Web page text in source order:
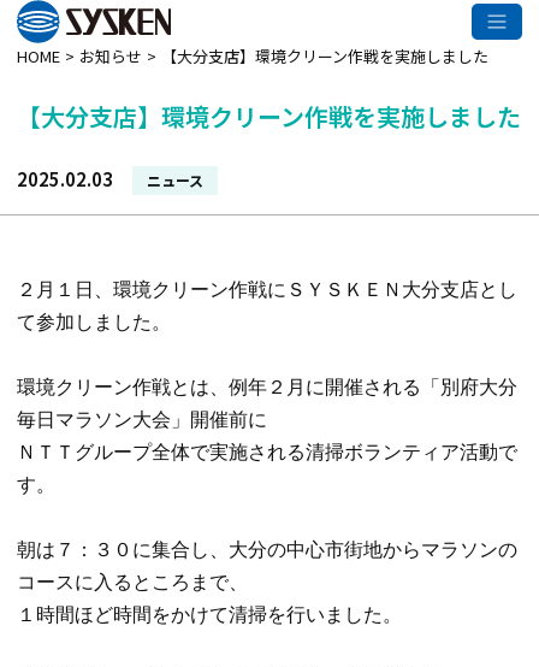
メインコンテンツへスキップ
HOME お知らせ 【大分支店】環境クリーン作戦を実施しました
【大分支店】環境クリーン作戦を実施しました
2025.02.03
カ
テ
リー:
ニュース
２月１日、環境クリーン作戦にＳＹＳＫＥＮ大分支店とし
て参加しました。
環境クリーン作戦とは、例年２月に開催される「別府大分
毎日マラソン大会」開催前に
ＮＴＴグループ全体で実施される清掃ボランティア活動で
す。
朝は７：３０に集合し、大分の中心市街地からマラソンの
コースに入るところまで、
１時間ほど時間をかけて清掃を行いました。